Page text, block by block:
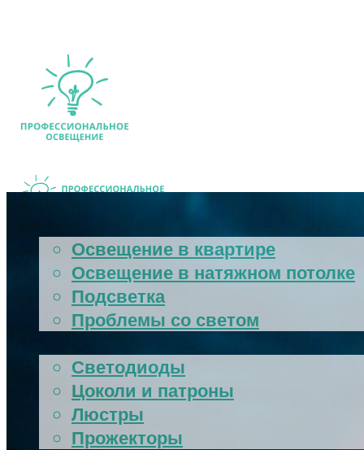
Освещение в квартире
Освещение в натяжном потолке
Подсветка
Проблемы со светом
Светодиоды
Цоколи и патроны
Люстры
Прожекторы
МЕНЮ